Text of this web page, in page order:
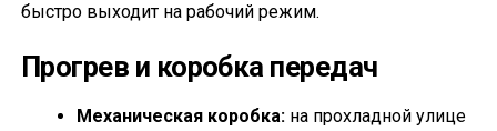
быстро выходит на рабочий режим.
Прогрев и коробка передач
Механическая коробка:на прохладной улице